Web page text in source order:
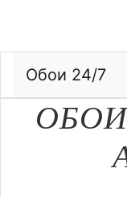
Обои 24/7